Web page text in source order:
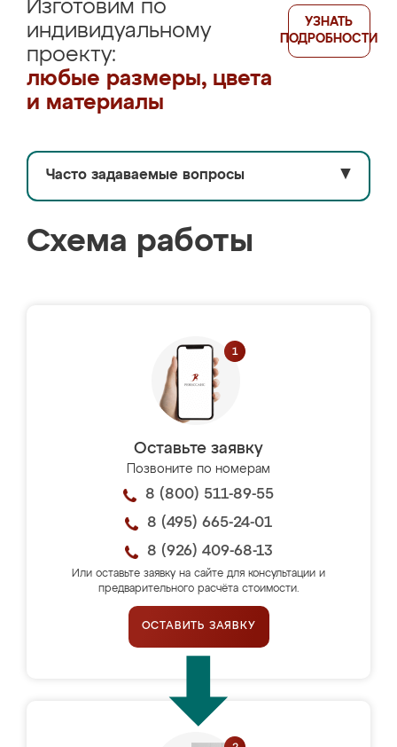
Изготовим по
индивидуальному
проекту:
любые размеры, цвета
и материалы
УЗНАТЬ
ПОДРОБНОСТИ
Часто задаваемые вопросы ▼
Схема работы
Оставьте заявку
Позвоните по номерам
8 (800) 511-89-55
8 (495) 665-24-01
8 (926) 409-68-13
Или оставьте заявку на сайте для консультации и
предварительного расчёта стоимости.
ОСТАВИТЬ ЗАЯВКУ